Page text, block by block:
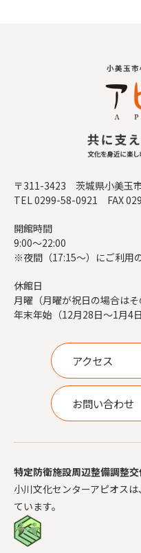
〒311-3423 茨城県小美玉
TEL 0299-58-0921 FAX
開館時間
9:00～22:00
※夜間（17:15～）にご利用
休館日
月曜（月曜が祝日の場合はそ
年末年始（12月28日～1月4日
アクセス
お問い合わせ
特定防衛施設周辺整備調整
小川文化センターアピオス
ています。